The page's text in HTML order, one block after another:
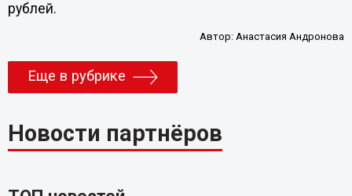
рублей.
Автор:Анастасия Андронова
Еще в рубрике
Новости партнёров